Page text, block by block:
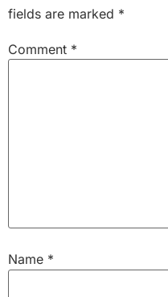
fields are marked *
Comment *
Name *